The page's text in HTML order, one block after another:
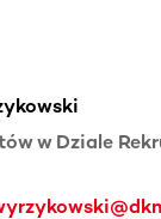
w Dziale